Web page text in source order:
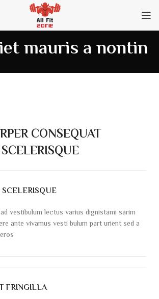
mauris a nontin
CONSEQUAT
vestibulum lectus varius dignistami sarim
ante vivamus vesti bulum part urient sed a
FRINGILLA.